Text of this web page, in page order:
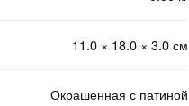
11.0 × 18.0 × 3.0 см
Окрашенная с патиной